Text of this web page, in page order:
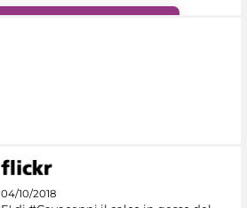
04/10/2018